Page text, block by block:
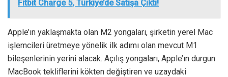
Fitbit Charge 5, Türkiye’de Satışa Çıktı!
Apple’ın yaklaşmakta olan M2 yongaları, şirketin yerel Mac
işlemcileri üretmeye yönelik ilk adımı olan mevcut M1
bileşenlerinin yerini alacak. Açılış yongaları, Apple’ın durgun
MacBook tekliflerini kökten değiştiren ve uzaydaki